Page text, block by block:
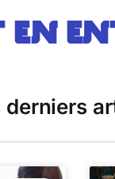
en
derniers